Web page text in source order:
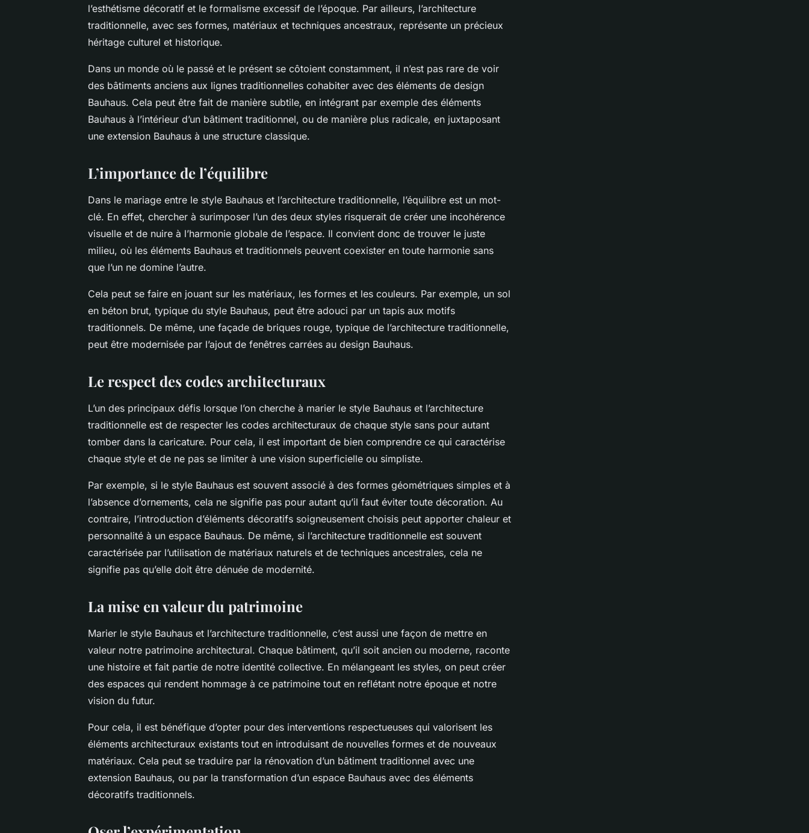
l’esthétisme décoratif et le formalisme excessif de l’époque. Par ailleurs, l’architecture
traditionnelle, avec ses formes, matériaux et techniques ancestraux, représente un précieux
héritage culturel et historique.
Dans un monde où le passé et le présent se côtoient constamment, il n’est pas rare de voir
des bâtiments anciens aux lignes traditionnelles cohabiter avec des éléments de design
Bauhaus. Cela peut être fait de manière subtile, en intégrant par exemple des éléments
Bauhaus à l’intérieur d’un bâtiment traditionnel, ou de manière plus radicale, en juxtaposant
une extension Bauhaus à une structure classique.
L’importance de l’équilibre
Dans le mariage entre le style Bauhaus et l’architecture traditionnelle, l’équilibre est un mot-
clé. En effet, chercher à surimposer l’un des deux styles risquerait de créer une incohérence
visuelle et de nuire à l’harmonie globale de l’espace. Il convient donc de trouver le juste
milieu, où les éléments Bauhaus et traditionnels peuvent coexister en toute harmonie sans
que l’un ne domine l’autre.
Cela peut se faire en jouant sur les matériaux, les formes et les couleurs. Par exemple, un sol
en béton brut, typique du style Bauhaus, peut être adouci par un tapis aux motifs
traditionnels. De même, une façade de briques rouge, typique de l’architecture traditionnelle,
peut être modernisée par l’ajout de fenêtres carrées au design Bauhaus.
Le respect des codes architecturaux
L’un des principaux défis lorsque l’on cherche à marier le style Bauhaus et l’architecture
traditionnelle est de respecter les codes architecturaux de chaque style sans pour autant
tomber dans la caricature. Pour cela, il est important de bien comprendre ce qui caractérise
chaque style et de ne pas se limiter à une vision superficielle ou simpliste.
Par exemple, si le style Bauhaus est souvent associé à des formes géométriques simples et à
l’absence d’ornements, cela ne signifie pas pour autant qu’il faut éviter toute décoration. Au
contraire, l’introduction d’éléments décoratifs soigneusement choisis peut apporter chaleur et
personnalité à un espace Bauhaus. De même, si l’architecture traditionnelle est souvent
caractérisée par l’utilisation de matériaux naturels et de techniques ancestrales, cela ne
signifie pas qu’elle doit être dénuée de modernité.
La mise en valeur du patrimoine
Marier le style Bauhaus et l’architecture traditionnelle, c’est aussi une façon de mettre en
valeur notre patrimoine architectural. Chaque bâtiment, qu’il soit ancien ou moderne, raconte
une histoire et fait partie de notre identité collective. En mélangeant les styles, on peut créer
des espaces qui rendent hommage à ce patrimoine tout en reflétant notre époque et notre
vision du futur.
Pour cela, il est bénéfique d’opter pour des interventions respectueuses qui valorisent les
éléments architecturaux existants tout en introduisant de nouvelles formes et de nouveaux
matériaux. Cela peut se traduire par la rénovation d’un bâtiment traditionnel avec une
extension Bauhaus, ou par la transformation d’un espace Bauhaus avec des éléments
décoratifs traditionnels.